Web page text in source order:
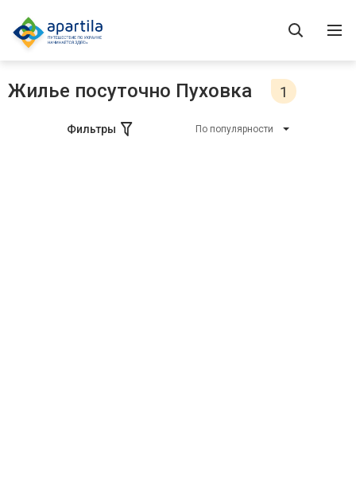
Жилье посуточно Пуховка 1
Фильтры По популярности